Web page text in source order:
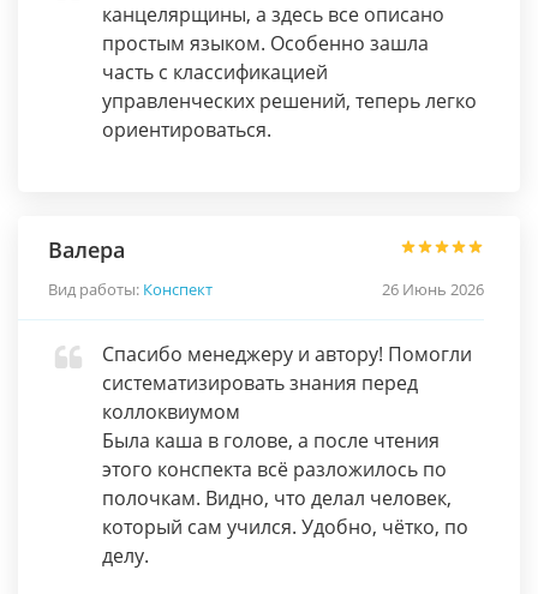
канцелярщины, а здесь все описано
простым языком. Особенно зашла
часть с классификацией
управленческих решений, теперь легко
ориентироваться.
Валера
Вид работы: Конспект 26 Июнь 2026
Спасибо менеджеру и автору! Помогли
систематизировать знания перед
коллоквиумом
Была каша в голове, а после чтения
этого конспекта всё разложилось по
полочкам. Видно, что делал человек,
который сам учился. Удобно, чётко, по
делу.